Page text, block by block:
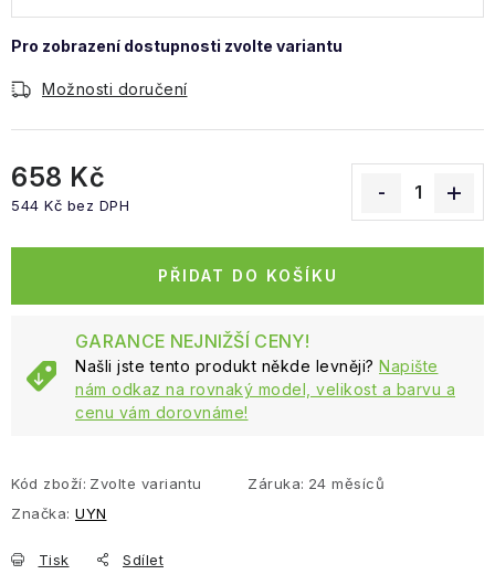
Možnosti doručení
658 Kč
544 Kč bez DPH
PŘIDAT DO KOŠÍKU
GARANCE NEJNIŽŠÍ CENY!
Našli jste tento produkt někde levněji? Napište
nám odkaz na rovnaký model, velikost a barvu a
cenu vám dorovnáme!
Kód zboží: Zvolte variantu Záruka: 24 měsíců
Značka: UYN
Tisk Sdílet